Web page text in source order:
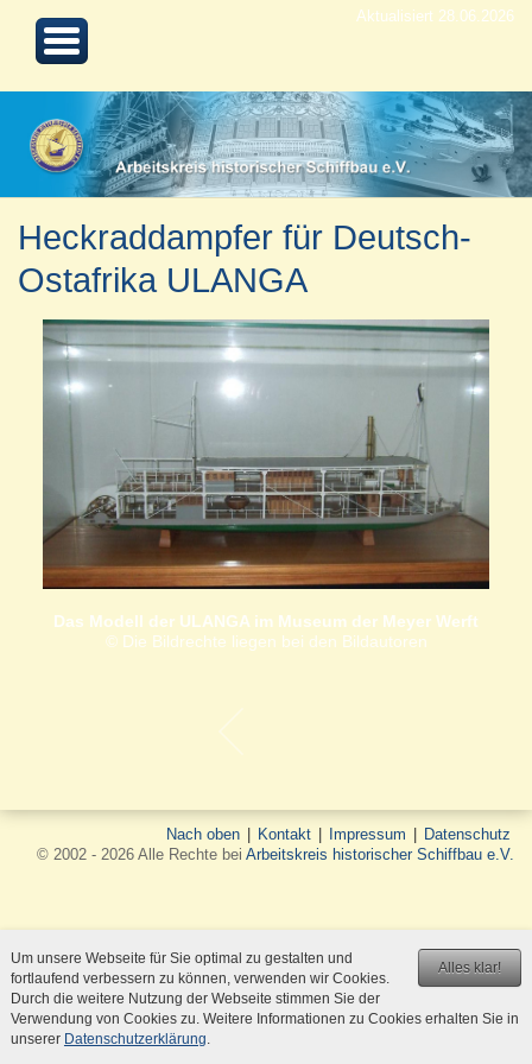
Aktualisiert 28.06.2026
Heckraddampfer für Deutsch-
Ostafrika ULANGA
Das Modell der ULANGA im Museum der Meyer Werft
© Die Bildrechte liegen bei den Bildautoren
Nach oben | Kontakt | Impressum | Datenschutz
© 2002 - 2026 Alle Rechte bei Arbeitskreis historischer Schiffbau e.V.
Alles klar!
Um unsere Webseite für Sie optimal zu gestalten und
fortlaufend verbessern zu können, verwenden wir Cookies.
Durch die weitere Nutzung der Webseite stimmen Sie der
Verwendung von Cookies zu. Weitere Informationen zu Cookies erhalten Sie in
unserer Datenschutzerklärung